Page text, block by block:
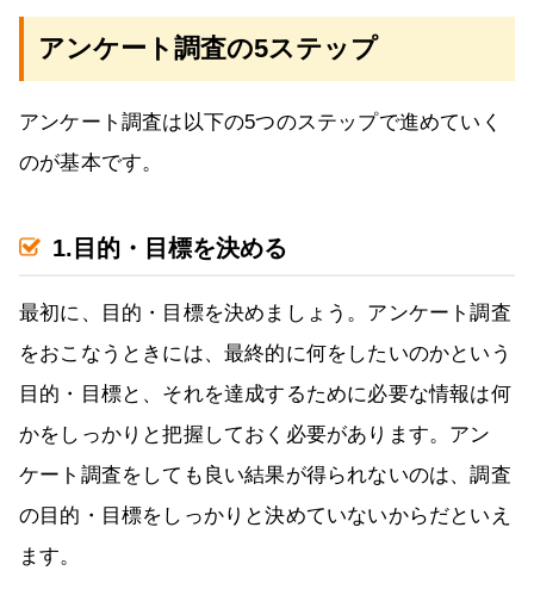
アンケート調査の5ステップ
アンケート調査は以下の5つのステップで進めていく
のが基本です。
1.目的・目標を決める
最初に、目的・目標を決めましょう。アンケート調査
をおこなうときには、最終的に何をしたいのかという
目的・目標と、それを達成するために必要な情報は何
かをしっかりと把握しておく必要があります。アン
ケート調査をしても良い結果が得られないのは、調査
の目的・目標をしっかりと決めていないからだといえ
ます。